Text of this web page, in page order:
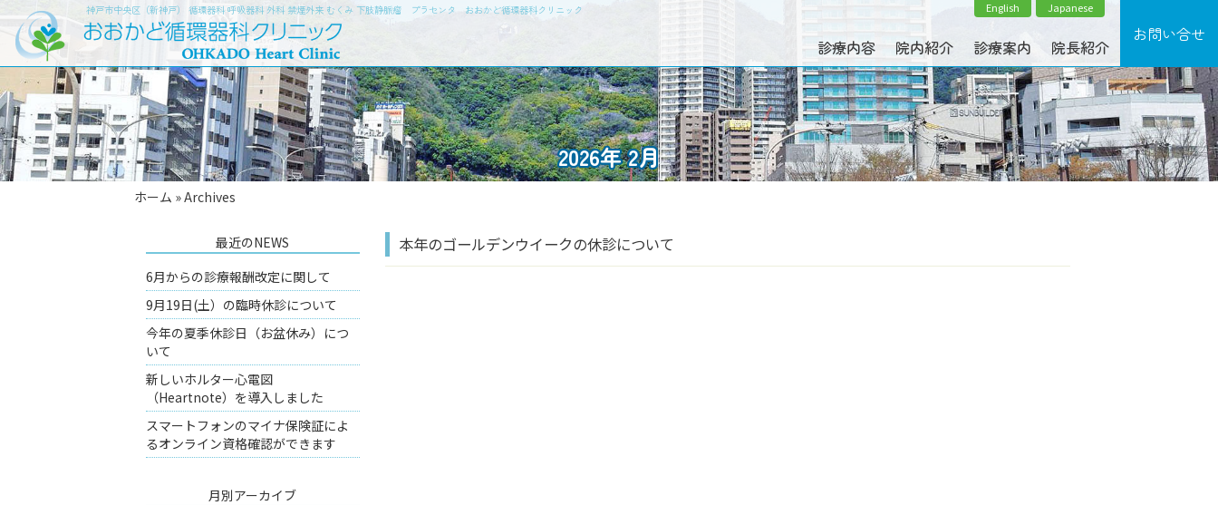
神戸市中央区（新神戸） 循環器科 呼吸器科 外科 禁煙外来 むくみ 下肢静脈瘤 プラセンタ おおかど循環器科クリニック
診療内容 院内紹介 診療案内 院長紹介
English Japanese
2026年 2月
ホーム »Archives
本年のゴールデンウイークの休診について
最近のNEWS
6月からの診療報酬改定に関して
9月19日(土）の臨時休診について
今年の夏季休診日（お盆休み）につ
いて
新しいホルター心電図
（Heartnote）を導入しました
スマートフォンのマイナ保険証によ
るオンライン資格確認ができます
月別アーカイブ